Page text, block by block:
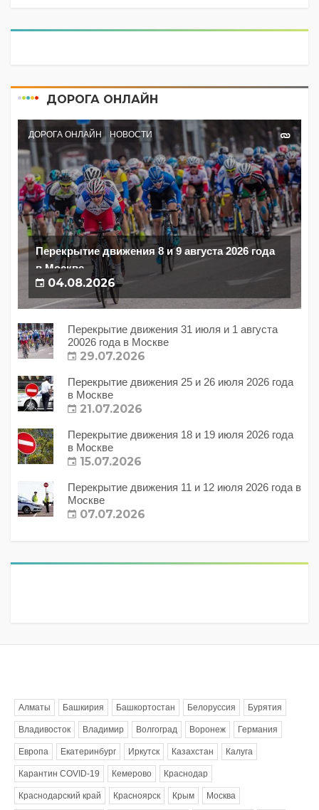
ДОРОГА ОНЛАЙН
ДОРОГА ОНЛАЙН НОВОСТИ
Перекрытие движения 8 и 9 августа 2026 года
в Москве
04.08.2026
Перекрытие движения 31 июля и 1 августа
20026 года в Москве
29.07.2026
Перекрытие движения 25 и 26 июля 2026 года
в Москве
21.07.2026
Перекрытие движения 18 и 19 июля 2026 года
в Москве
15.07.2026
Перекрытие движения 11 и 12 июля 2026 года в
Москве
07.07.2026
Алматы Башкирия Башкортостан Белоруссия Бурятия
Владивосток Владимир Волгоград Воронеж Германия
Европа Екатеринбург Иркутск Казахстан Калуга
Карантин COVID-19 Кемерово Краснодар
Краснодарский край Красноярск Крым Москва